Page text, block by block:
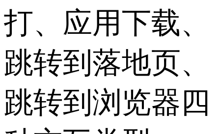
打、应用下载、
跳转到落地页、
跳转到浏览器四